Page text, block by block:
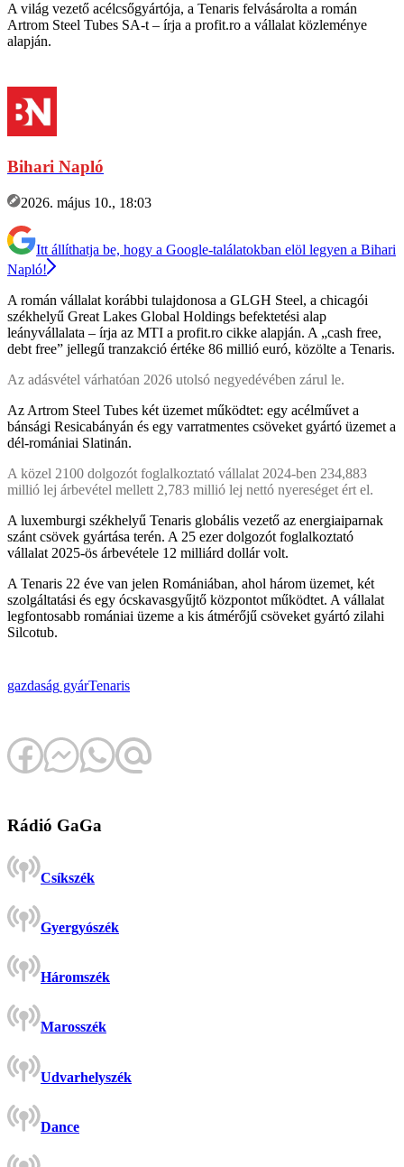
A világ vezető acélcsőgyártója, a Tenaris felvásárolta a román
Artrom Steel Tubes SA-t – írja a profit.ro a vállalat közleménye
alapján.
Bihari Napló
2026. május 10., 18:03
Itt állíthatja be, hogy a Google-találatokban elöl legyen a Bihari
Napló!
A román vállalat korábbi tulajdonosa a GLGH Steel, a chicagói
székhelyű Great Lakes Global Holdings befektetési alap
leányvállalata – írja az MTI a profit.ro cikke alapján. A „cash free,
debt free” jellegű tranzakció értéke 86 millió euró, közölte a Tenaris.
Az adásvétel várhatóan 2026 utolsó negyedévében zárul le.
Az Artrom Steel Tubes két üzemet működtet: egy acélművet a
bánsági Resicabányán és egy varratmentes csöveket gyártó üzemet a
dél-romániai Slatinán.
A közel 2100 dolgozót foglalkoztató vállalat 2024-ben 234,883
millió lej árbevétel mellett 2,783 millió lej nettó nyereséget ért el.
A luxemburgi székhelyű Tenaris globális vezető az energiaiparnak
szánt csövek gyártása terén. A 25 ezer dolgozót foglalkoztató
vállalat 2025-ös árbevétele 12 milliárd dollár volt.
A Tenaris 22 éve van jelen Romániában, ahol három üzemet, két
szolgáltatási és egy ócskavasgyűjtő központot működtet. A vállalat
legfontosabb romániai üzeme a kis átmérőjű csöveket gyártó zilahi
Silcotub.
gazdaság gyárTenaris
Rádió GaGa
Csíkszék
Gyergyószék
Háromszék
Marosszék
Udvarhelyszék
Dance